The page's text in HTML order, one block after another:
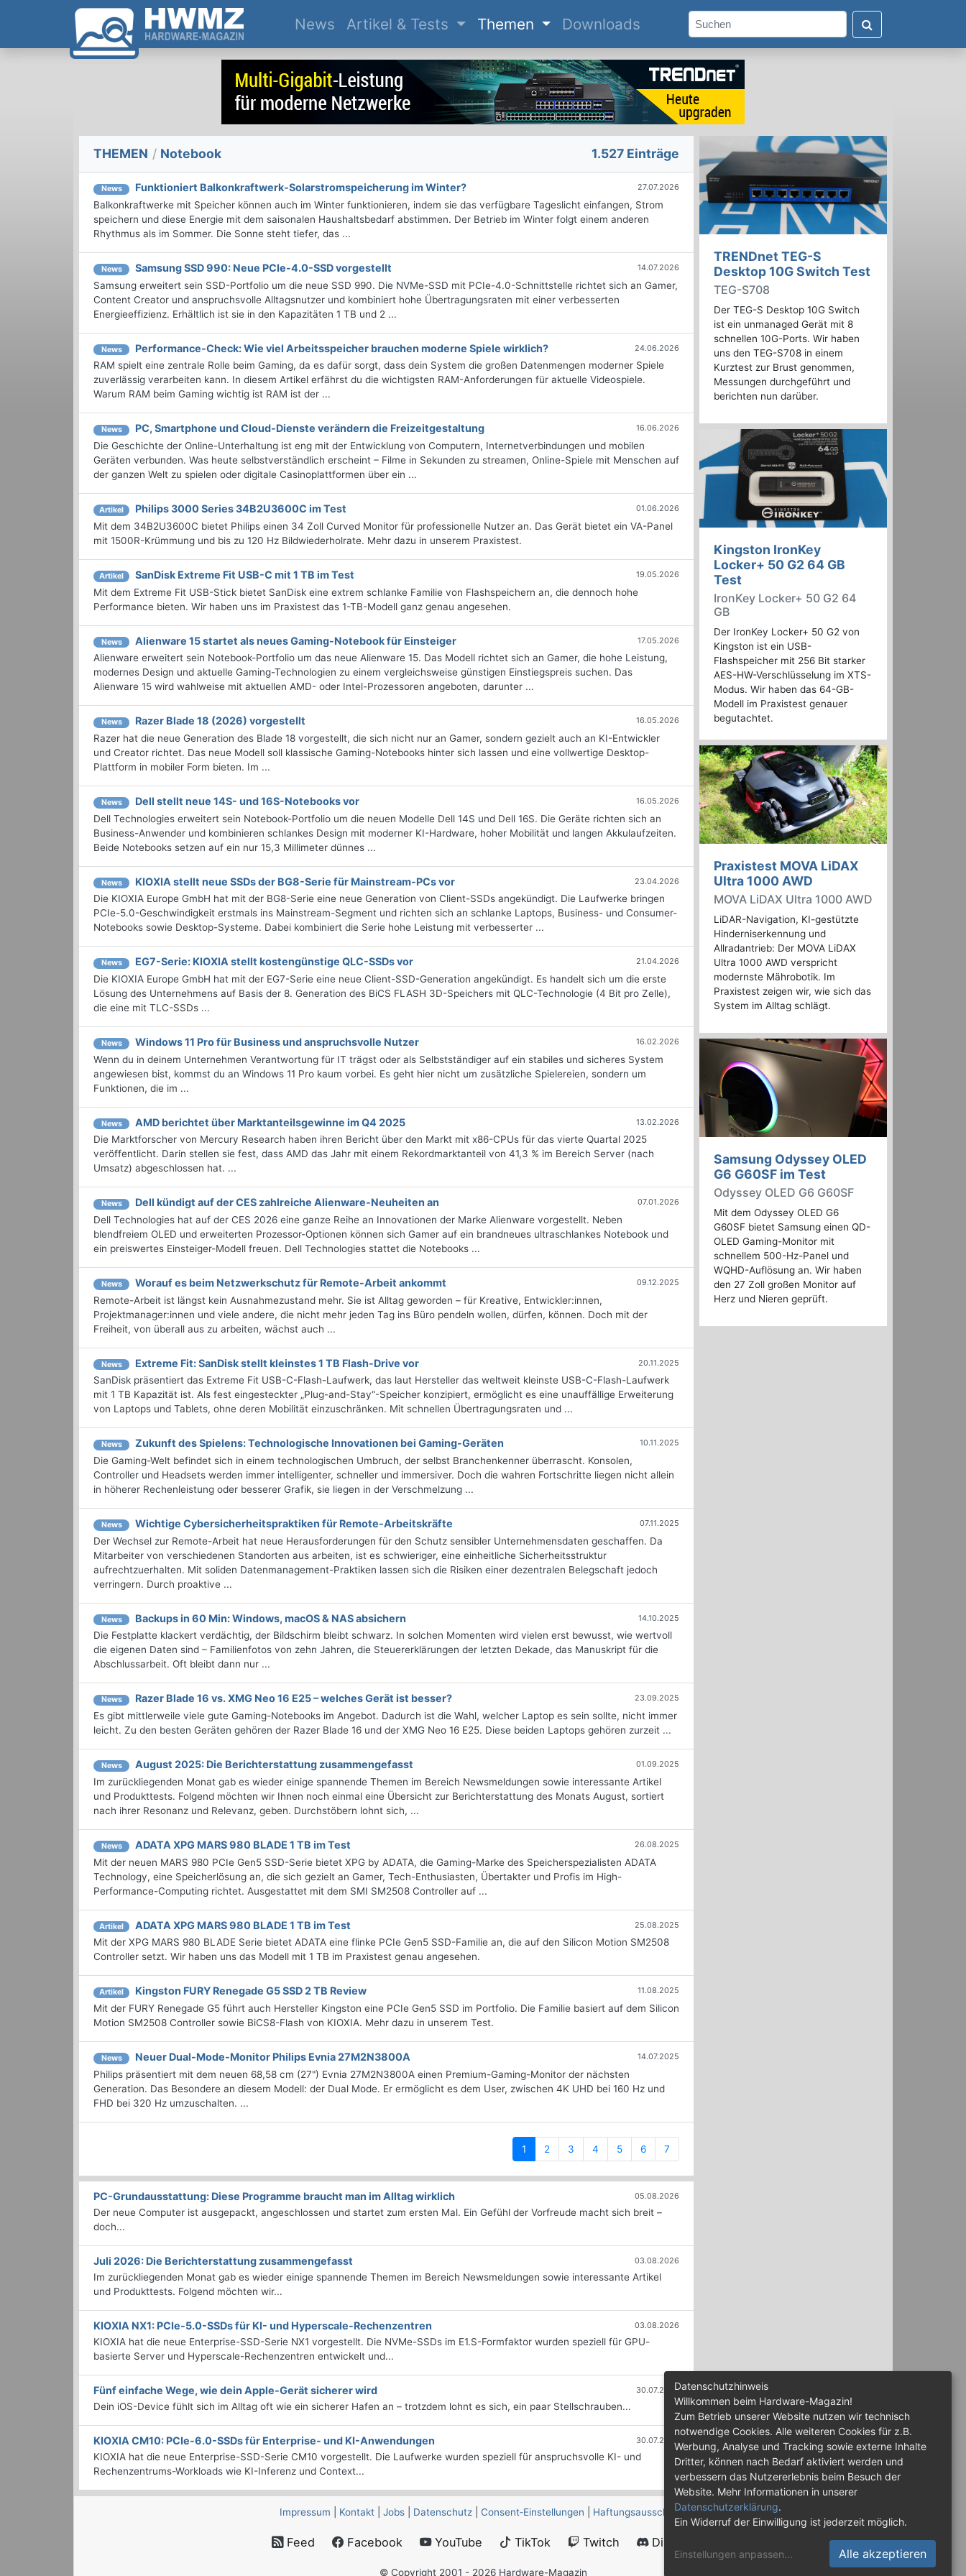
News(current)
Artikel & Tests Themen Downloads
THEMEN / Notebook 1.527 Einträge
News Funktioniert Balkonkraftwerk-Solarstromspeicherung im Winter? 27.07.2026
Balkonkraftwerke mit Speicher können auch im Winter funktionieren, indem sie das verfügbare Tageslicht einfangen, Strom
speichern und diese Energie mit dem saisonalen Haushaltsbedarf abstimmen. Der Betrieb im Winter folgt einem anderen
Rhythmus als im Sommer. Die Sonne steht tiefer, das ...
News Samsung SSD 990: Neue PCIe-4.0-SSD vorgestellt 14.07.2026
Samsung erweitert sein SSD-Portfolio um die neue SSD 990. Die NVMe-SSD mit PCIe-4.0-Schnittstelle richtet sich an Gamer,
Content Creator und anspruchsvolle Alltagsnutzer und kombiniert hohe Übertragungsraten mit einer verbesserten
Energieeffizienz. Erhältlich ist sie in den Kapazitäten 1 TB und 2 ...
News Performance-Check: Wie viel Arbeitsspeicher brauchen moderne Spiele wirklich? 24.06.2026
RAM spielt eine zentrale Rolle beim Gaming, da es dafür sorgt, dass dein System die großen Datenmengen moderner Spiele
zuverlässig verarbeiten kann. In diesem Artikel erfährst du die wichtigsten RAM-Anforderungen für aktuelle Videospiele.
Warum RAM beim Gaming wichtig ist RAM ist der ...
News PC, Smartphone und Cloud-Dienste verändern die Freizeitgestaltung 16.06.2026
Die Geschichte der Online-Unterhaltung ist eng mit der Entwicklung von Computern, Internetverbindungen und mobilen
Geräten verbunden. Was heute selbstverständlich erscheint – Filme in Sekunden zu streamen, Online-Spiele mit Menschen auf
der ganzen Welt zu spielen oder digitale Casinoplattformen über ein ...
Artikel Philips 3000 Series 34B2U3600C im Test 01.06.2026
Mit dem 34B2U3600C bietet Philips einen 34 Zoll Curved Monitor für professionelle Nutzer an. Das Gerät bietet ein VA-Panel
mit 1500R-Krümmung und bis zu 120 Hz Bildwiederholrate. Mehr dazu in unserem Praxistest.
Artikel SanDisk Extreme Fit USB-C mit 1 TB im Test 19.05.2026
Mit dem Extreme Fit USB-Stick bietet SanDisk eine extrem schlanke Familie von Flashspeichern an, die dennoch hohe
Performance bieten. Wir haben uns im Praxistest das 1-TB-Modell ganz genau angesehen.
News Alienware 15 startet als neues Gaming-Notebook für Einsteiger 17.05.2026
Alienware erweitert sein Notebook-Portfolio um das neue Alienware 15. Das Modell richtet sich an Gamer, die hohe Leistung,
modernes Design und aktuelle Gaming-Technologien zu einem vergleichsweise günstigen Einstiegspreis suchen. Das
Alienware 15 wird wahlweise mit aktuellen AMD- oder Intel-Prozessoren angeboten, darunter ...
News Razer Blade 18 (2026) vorgestellt 16.05.2026
Razer hat die neue Generation des Blade 18 vorgestellt, die sich nicht nur an Gamer, sondern gezielt auch an KI-Entwickler
und Creator richtet. Das neue Modell soll klassische Gaming-Notebooks hinter sich lassen und eine vollwertige Desktop-
Plattform in mobiler Form bieten. Im ...
News Dell stellt neue 14S- und 16S-Notebooks vor 16.05.2026
Dell Technologies erweitert sein Notebook-Portfolio um die neuen Modelle Dell 14S und Dell 16S. Die Geräte richten sich an
Business-Anwender und kombinieren schlankes Design mit moderner KI-Hardware, hoher Mobilität und langen Akkulaufzeiten.
Beide Notebooks setzen auf ein nur 15,3 Millimeter dünnes ...
News KIOXIA stellt neue SSDs der BG8-Serie für Mainstream-PCs vor 23.04.2026
Die KIOXIA Europe GmbH hat mit der BG8-Serie eine neue Generation von Client-SSDs angekündigt. Die Laufwerke bringen
PCIe-5.0-Geschwindigkeit erstmals ins Mainstream-Segment und richten sich an schlanke Laptops, Business- und Consumer-
Notebooks sowie Desktop-Systeme. Dabei kombiniert die Serie hohe Leistung mit verbesserter ...
News EG7-Serie: KIOXIA stellt kostengünstige QLC-SSDs vor 21.04.2026
Die KIOXIA Europe GmbH hat mit der EG7-Serie eine neue Client-SSD-Generation angekündigt. Es handelt sich um die erste
Lösung des Unternehmens auf Basis der 8. Generation des BiCS FLASH 3D-Speichers mit QLC-Technologie (4 Bit pro Zelle),
die eine mit TLC-SSDs ...
News Windows 11 Pro für Business und anspruchsvolle Nutzer 16.02.2026
Wenn du in deinem Unternehmen Verantwortung für IT trägst oder als Selbstständiger auf ein stabiles und sicheres System
angewiesen bist, kommst du an Windows 11 Pro kaum vorbei. Es geht hier nicht um zusätzliche Spielereien, sondern um
Funktionen, die im ...
News AMD berichtet über Marktanteilsgewinne im Q4 2025 13.02.2026
Die Marktforscher von Mercury Research haben ihren Bericht über den Markt mit x86-CPUs für das vierte Quartal 2025
veröffentlicht. Darin stellen sie fest, dass AMD das Jahr mit einem Rekordmarktanteil von 41,3 % im Bereich Server (nach
Umsatz) abgeschlossen hat. ...
News Dell kündigt auf der CES zahlreiche Alienware-Neuheiten an 07.01.2026
Dell Technologies hat auf der CES 2026 eine ganze Reihe an Innovationen der Marke Alienware vorgestellt. Neben
blendfreiem OLED und erweiterten Prozessor-Optionen können sich Gamer auf ein brandneues ultraschlankes Notebook und
ein preiswertes Einsteiger-Modell freuen. Dell Technologies stattet die Notebooks ...
News Worauf es beim Netzwerkschutz für Remote-Arbeit ankommt 09.12.2025
Remote-Arbeit ist längst kein Ausnahmezustand mehr. Sie ist Alltag geworden – für Kreative, Entwickler:innen,
Projektmanager:innen und viele andere, die nicht mehr jeden Tag ins Büro pendeln wollen, dürfen, können. Doch mit der
Freiheit, von überall aus zu arbeiten, wächst auch ...
News Extreme Fit: SanDisk stellt kleinstes 1 TB Flash-Drive vor 20.11.2025
SanDisk präsentiert das Extreme Fit USB-C-Flash-Laufwerk, das laut Hersteller das weltweit kleinste USB-C-Flash-Laufwerk
mit 1 TB Kapazität ist. Als fest eingesteckter „Plug-and-Stay“-Speicher konzipiert, ermöglicht es eine unauffällige Erweiterung
von Laptops und Tablets, ohne deren Mobilität einzuschränken. Mit schnellen Übertragungsraten und ...
News Zukunft des Spielens: Technologische Innovationen bei Gaming-Geräten 10.11.2025
Die Gaming-Welt befindet sich in einem technologischen Umbruch, der selbst Branchenkenner überrascht. Konsolen,
Controller und Headsets werden immer intelligenter, schneller und immersiver. Doch die wahren Fortschritte liegen nicht allein
in höherer Rechenleistung oder besserer Grafik, sie liegen in der Verschmelzung ...
News Wichtige Cybersicherheitspraktiken für Remote-Arbeitskräfte 07.11.2025
Der Wechsel zur Remote-Arbeit hat neue Herausforderungen für den Schutz sensibler Unternehmensdaten geschaffen. Da
Mitarbeiter von verschiedenen Standorten aus arbeiten, ist es schwieriger, eine einheitliche Sicherheitsstruktur
aufrechtzuerhalten. Mit soliden Datenmanagement-Praktiken lassen sich die Risiken einer dezentralen Belegschaft jedoch
verringern. Durch proaktive ...
News Backups in 60 Min: Windows, macOS & NAS absichern 14.10.2025
Die Festplatte klackert verdächtig, der Bildschirm bleibt schwarz. In solchen Momenten wird vielen erst bewusst, wie wertvoll
die eigenen Daten sind – Familienfotos von zehn Jahren, die Steuererklärungen der letzten Dekade, das Manuskript für die
Abschlussarbeit. Oft bleibt dann nur ...
News Razer Blade 16 vs. XMG Neo 16 E25 – welches Gerät ist besser? 23.09.2025
Es gibt mittlerweile viele gute Gaming-Notebooks im Angebot. Dadurch ist die Wahl, welcher Laptop es sein sollte, nicht immer
leicht. Zu den besten Geräten gehören der Razer Blade 16 und der XMG Neo 16 E25. Diese beiden Laptops gehören zurzeit ...
News August 2025: Die Bericht­erstattung zusammengefasst 01.09.2025
Im zurückliegenden Monat gab es wieder einige spannende Themen im Bereich Newsmeldungen sowie interessante Artikel
und Produkttests. Folgend möchten wir Ihnen noch einmal eine Übersicht zur Berichterstattung des Monats August, sortiert
nach ihrer Resonanz und Relevanz, geben. Durchstöbern lohnt sich, ...
News ADATA XPG MARS 980 BLADE 1 TB im Test 26.08.2025
Mit der neuen MARS 980 PCIe Gen5 SSD-Serie bietet XPG by ADATA, die Gaming-Marke des Speicherspezialisten ADATA
Technology, eine Speicherlösung an, die sich gezielt an Gamer, Tech-Enthusiasten, Übertakter und Profis im High-
Performance-Computing richtet. Ausgestattet mit dem SMI SM2508 Controller auf ...
Artikel ADATA XPG MARS 980 BLADE 1 TB im Test 25.08.2025
Mit der XPG MARS 980 BLADE Serie bietet ADATA eine flinke PCIe Gen5 SSD-Familie an, die auf den Silicon Motion SM2508
Controller setzt. Wir haben uns das Modell mit 1 TB im Praxistest genau angesehen.
Artikel Kingston FURY Renegade G5 SSD 2 TB Review 11.08.2025
Mit der FURY Renegade G5 führt auch Hersteller Kingston eine PCIe Gen5 SSD im Portfolio. Die Familie basiert auf dem Silicon
Motion SM2508 Controller sowie BiCS8-Flash von KIOXIA. Mehr dazu in unserem Test.
News Neuer Dual-Mode-Monitor Philips Evnia 27M2N3800A 14.07.2025
Philips präsentiert mit dem neuen 68,58 cm (27") Evnia 27M2N3800A einen Premium-Gaming-Monitor der nächsten
Generation. Das Besondere an diesem Modell: der Dual Mode. Er ermöglicht es dem User, zwischen 4K UHD bei 160 Hz und
FHD bei 320 Hz umzuschalten. ...
1 (current)
2 3 4 5 6 7
PC-Grundausstattung: Diese Programme braucht man im Alltag wirklich 05.08.2026
Der neue Computer ist ausgepackt, angeschlossen und startet zum ersten Mal. Ein Gefühl der Vorfreude macht sich breit –
doch...
Juli 2026: Die Bericht­erstattung zusammengefasst 03.08.2026
Im zurückliegenden Monat gab es wieder einige spannende Themen im Bereich Newsmeldungen sowie interessante Artikel
und Produkttests. Folgend möchten wir...
KIOXIA NX1: PCIe-5.0-SSDs für KI- und Hyperscale-Rechenzentren 03.08.2026
KIOXIA hat die neue Enterprise-SSD-Serie NX1 vorgestellt. Die NVMe-SSDs im E1.S-Formfaktor wurden speziell für GPU-
basierte Server und Hyperscale-Rechenzentren entwickelt und...
Fünf einfache Wege, wie dein Apple-Gerät sicherer wird 30.07.2026
Dein iOS-Device fühlt sich im Alltag oft wie ein sicherer Hafen an – trotzdem lohnt es sich, ein paar Stellschrauben...
KIOXIA CM10: PCIe-6.0-SSDs für Enterprise- und KI-Anwendungen 30.07.2026
KIOXIA hat die neue Enterprise-SSD-Serie CM10 vorgestellt. Die Laufwerke wurden speziell für anspruchsvolle KI- und
Rechenzentrums-Workloads wie KI-Inferenz und Context...
TRENDnet TEG-S
Desktop 10G Switch Test
TEG-S708
Der TEG-S Desktop 10G Switch
ist ein unmanaged Gerät mit 8
schnellen 10G-Ports. Wir haben
uns den TEG-S708 in einem
Kurztest zur Brust genommen,
Messungen durchgeführt und
berichten nun darüber.
Kingston IronKey
Locker+ 50 G2 64 GB
Test
IronKey Locker+ 50 G2 64
GB
Der IronKey Locker+ 50 G2 von
Kingston ist ein USB-
Flashspeicher mit 256 Bit starker
AES-HW-Verschlüsselung im XTS-
Modus. Wir haben das 64-GB-
Modell im Praxistest genauer
begutachtet.
Praxistest MOVA LiDAX
Ultra 1000 AWD
MOVA LiDAX Ultra 1000 AWD
LiDAR-Navigation, KI-gestützte
Hinderniserkennung und
Allradantrieb: Der MOVA LiDAX
Ultra 1000 AWD verspricht
modernste Mährobotik. Im
Praxistest zeigen wir, wie sich das
System im Alltag schlägt.
Samsung Odyssey OLED
G6 G60SF im Test
Odyssey OLED G6 G60SF
Mit dem Odyssey OLED G6
G60SF bietet Samsung einen QD-
OLED Gaming-Monitor mit
schnellem 500-Hz-Panel und
WQHD-Auflösung an. Wir haben
den 27 Zoll großen Monitor auf
Herz und Nieren geprüft.
Impressum Kontakt Jobs Datenschutz Consent‑Einstellungen Haftungsausschluss
Feed Facebook YouTube TikTok Twitch Discord
© Copyright 2001 - 2026 Hardware-Magazin
Datenschutzhinweis
Willkommen beim Hardware-Magazin!
Zum Betrieb unserer Website nutzen wir technisch
notwendige Cookies. Alle weiteren Cookies für z.B.
Werbung, Analyse und Tracking sowie externe Inhalte
Dritter, können nach Bedarf aktiviert werden und
verbessern das Nutzererlebnis beim Besuch der
Website. Mehr Informationen in unserer
Datenschutzerklärung.
Ein Widerruf der Einwilligung ist jederzeit möglich.
Einstellungen anpassen... Alle akzeptieren